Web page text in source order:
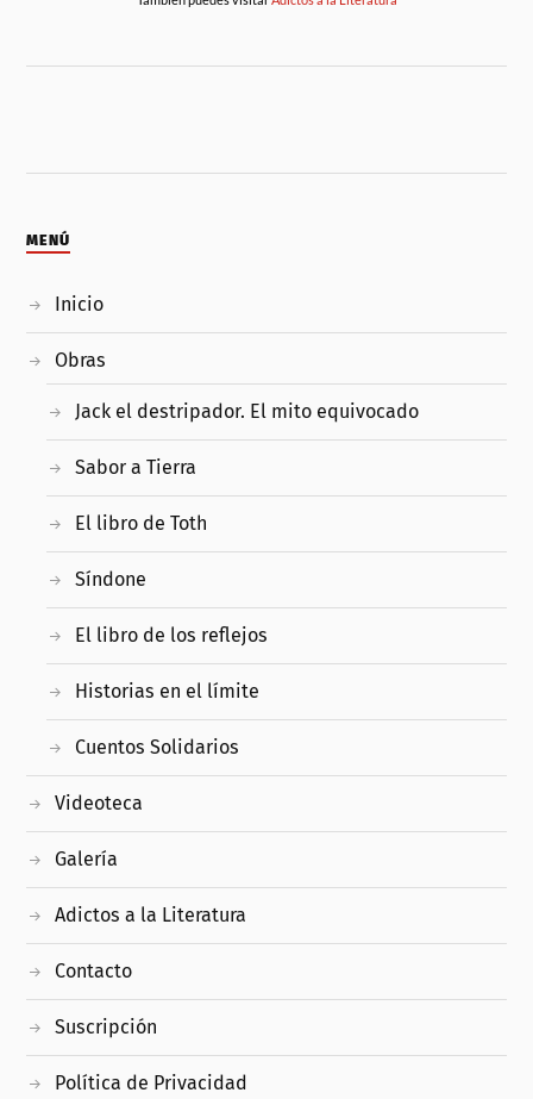
MENÚ
Inicio
Obras
Jack el destripador. El mito equivocado
Sabor a Tierra
El libro de Toth
Síndone
El libro de los reflejos
Historias en el límite
Cuentos Solidarios
Videoteca
Galería
Adictos a la Literatura
Contacto
Suscripción
Política de Privacidad